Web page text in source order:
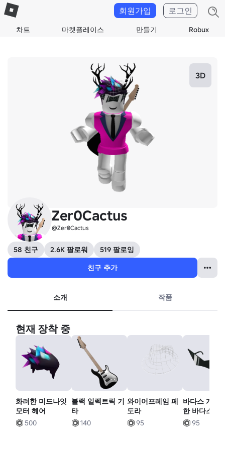
차트 마켓플레이스 만들기 Robux
회원가입 로그인
3D
Zer0Cactus
@Zer0Cactus
58 친구 2.6K 팔로워
519 팔로잉
친구 추가
소개 작품
현재 장착 중
화려한 미드나잇
모터 헤어
500
블랙 일렉트릭 기
타
140
와이어프레임 페
도라
95
바다스 개인
한 바다스 셰
95